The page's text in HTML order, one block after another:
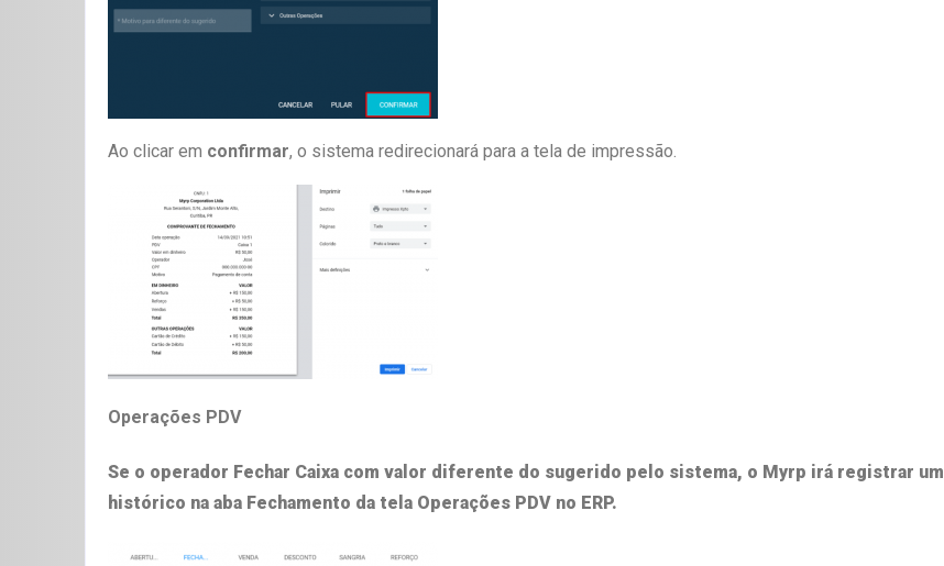
Ao clicar em confirmar, o sistema redirecionará para a tela de impressão.
Operações PDV
Se o operador Fechar Caixa com valor diferente do sugerido pelo sistema, o Myrp irá registrar um
histórico na aba Fechamento da tela Operações PDV no ERP.